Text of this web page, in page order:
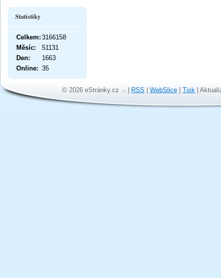
Statistiky
Online: 35
Celkem: 3166158
Měsíc:
51131
Den:
1663
© 2026 eStránky.cz | RSS | WebSlice | Tisk |